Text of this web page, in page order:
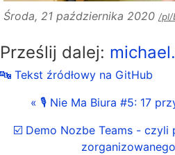
Środa, 21 października 2020 /pl/
Prześlij dalej:
🔤 Tekst źródłowy na GitHub
« 🎙 Nie Ma Biura #5: 17
☑️ Demo Nozbe Teams - czyli